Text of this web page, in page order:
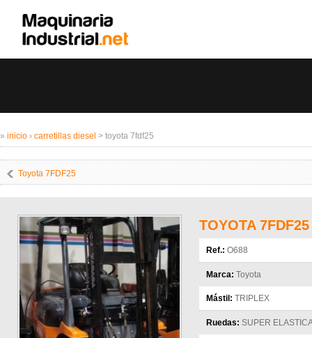
» inicio › carretillas diesel > toyota 7fdf25
Toyota 7FDF25
TOYOTA 7FDF25
Ref.: O688
Marca: Toyota
Mástil: TRIPLEX
Ruedas: SUPER